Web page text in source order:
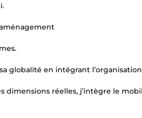
globalité en intégrant l’organisation
dimensions réelles, j’intègre le